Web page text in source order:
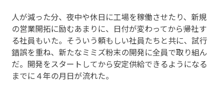
人が減った分、夜中や休日に工場を稼働させたり、新規
の営業開拓に励むあまりに、日付が変わってから帰社す
る社員もいた。そういう頼もしい社員たちと共に、試行
錯誤を重ね、新たなミミズ粉末の開発に全員で取り組ん
だ。開発をスタートしてから安定供給できるようになる
までに４年の月日が流れた。